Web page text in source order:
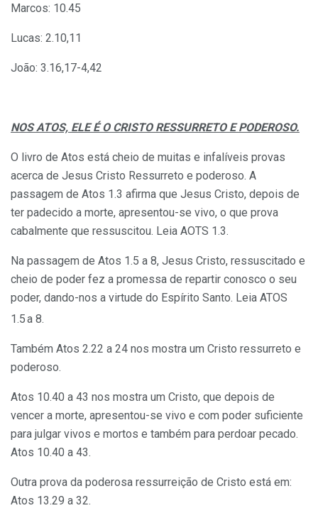
Marcos: 10.45
Lucas: 2.10,11
João: 3.16,17-4,42
NOS ATOS, ELE É O CRISTO RESSURRETO E PODEROSO.
O livro de Atos está cheio de muitas e infalíveis provas
acerca de Jesus Cristo Ressurreto e poderoso. A
passagem de Atos 1.3 afirma que Jesus Cristo, depois de
ter padecido a morte, apresentou-se vivo, o que prova
cabalmente que ressuscitou. Leia AOTS 1.3.
Na passagem de Atos 1.5 a 8, Jesus Cristo, ressuscitado e
cheio de poder fez a promessa de repartir conosco o seu
poder, dando-nos a virtude do Espírito Santo. Leia ATOS
1.5a 8.
Também Atos 2.22 a 24 nos mostra um Cristo ressurreto e
poderoso.
Atos 10.40 a 43 nos mostra um Cristo, que depois de
vencer a morte, apresentou-se vivo e com poder suficiente
para julgar vivos e mortos e também para perdoar pecado.
Atos 10.40 a 43.
Outra prova da poderosa ressurreição de Cristo está em:
Atos 13.29 a 32.